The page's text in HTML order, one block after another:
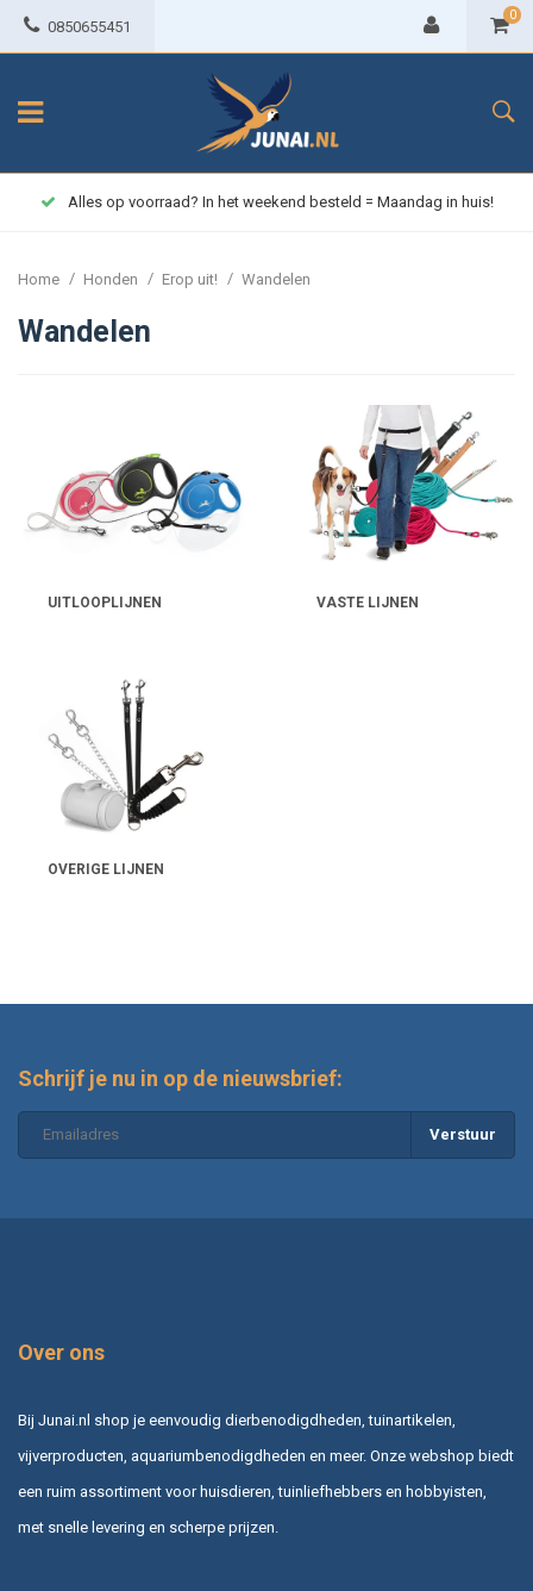
0850655451
0
Alles op voorraad? In het weekend besteld = Maandag in huis!
Home / Honden / Erop uit! / Wandelen
Wandelen
UITLOOPLIJNEN VASTE LIJNEN
OVERIGE LIJNEN
Schrijf je nu in op de nieuwsbrief:
Verstuur
Over ons
Bij Junai.nl shop je eenvoudig dierbenodigdheden, tuinartikelen,
vijverproducten, aquariumbenodigdheden en meer. Onze webshop biedt
een ruim assortiment voor huisdieren, tuinliefhebbers en hobbyisten,
met snelle levering en scherpe prijzen.